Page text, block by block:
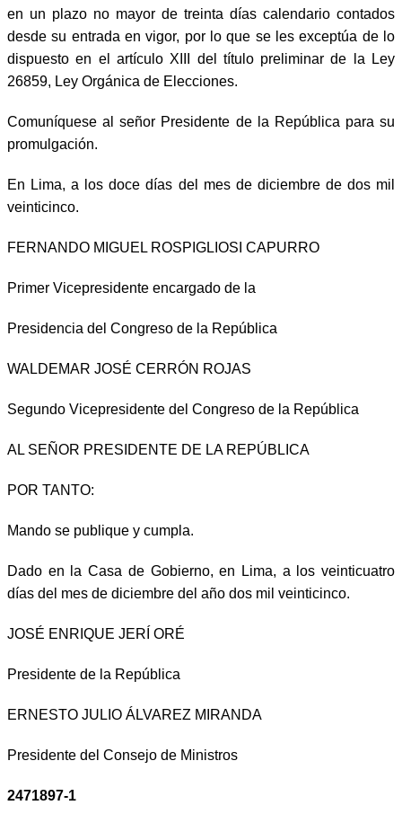
en un plazo no mayor de treinta días calendario contados
desde su entrada en vigor, por lo que se les exceptúa de lo
dispuesto en el artículo XIII del título preliminar de la Ley
26859, Ley Orgánica de Elecciones.
Comuníquese al señor Presidente de la República para su
promulgación.
En Lima, a los doce días del mes de diciembre de dos mil
veinticinco.
FERNANDO MIGUEL ROSPIGLIOSI CAPURRO
Primer Vicepresidente encargado de la
Presidencia del Congreso de la República
WALDEMAR JOSÉ CERRÓN ROJAS
Segundo Vicepresidente del Congreso de la República
AL SEÑOR PRESIDENTE DE LA REPÚBLICA
POR TANTO:
Mando se publique y cumpla.
Dado en la Casa de Gobierno, en Lima, a los veinticuatro
días del mes de diciembre del año dos mil veinticinco.
JOSÉ ENRIQUE JERÍ ORÉ
Presidente de la República
ERNESTO JULIO ÁLVAREZ MIRANDA
Presidente del Consejo de Ministros
2471897-1